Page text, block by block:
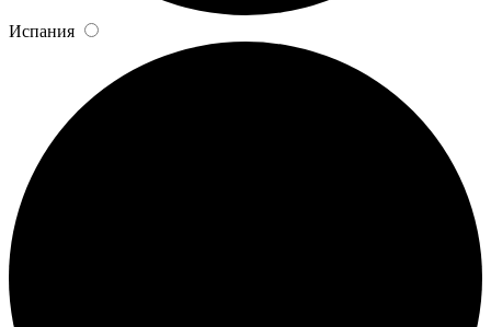
Испания